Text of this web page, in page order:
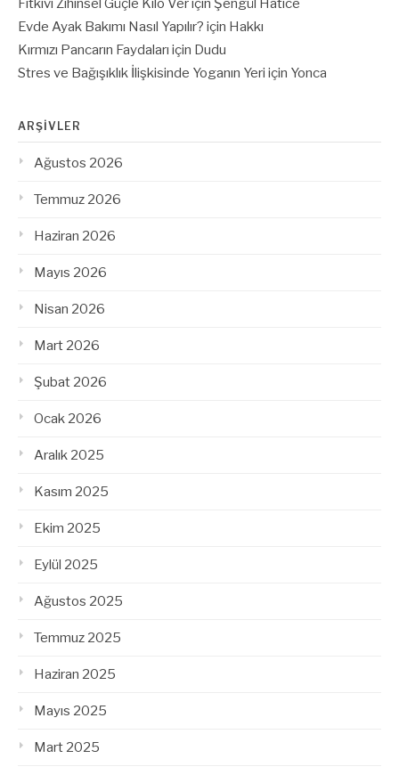
Fitkivi Zihinsel Güçle Kilo Veriçin Şengül Hatice
Evde Ayak Bakımı Nasıl Yapılır? için Hakkı
Kırmızı Pancarın Faydaları için Dudu
Stres ve Bağışıklık İlişkisinde Yoganın Yeri için Yonca
ARŞIVLER
Ağustos 2026
Temmuz 2026
Haziran 2026
Mayıs 2026
Nisan 2026
Mart 2026
Şubat 2026
Ocak 2026
Aralık 2025
Kasım 2025
Ekim 2025
Eylül 2025
Ağustos 2025
Temmuz 2025
Haziran 2025
Mayıs 2025
Mart 2025